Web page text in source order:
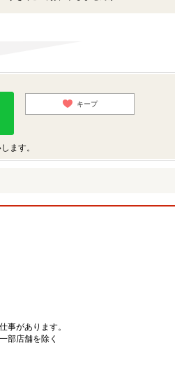
キープ
ます。
事があります。
部店舗を除く